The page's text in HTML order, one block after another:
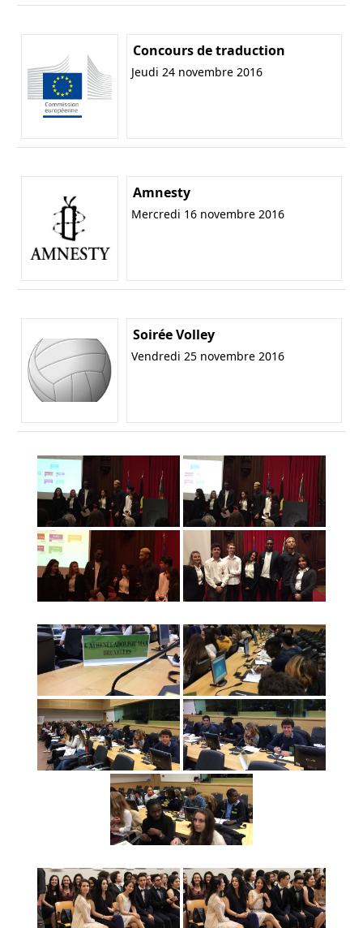
Concours de traduction
Jeudi 24 novembre 2016
Amnesty
Mercredi 16 novembre 2016
Soirée Volley
Vendredi 25 novembre 2016